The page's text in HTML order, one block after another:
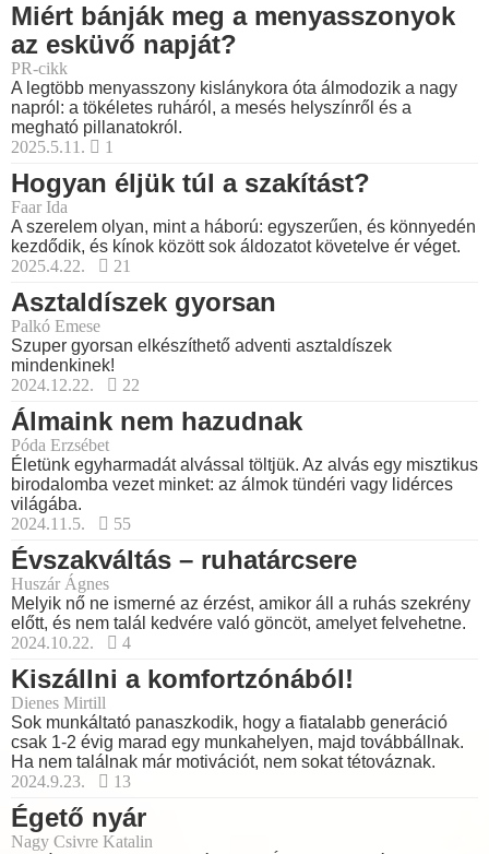
Miért bánják meg a menyasszonyok
az esküvő napját?
PR-cikk
A legtöbb menyasszony kislánykora óta álmodozik a nagy
napról: a tökéletes ruháról, a mesés helyszínről és a
megható pillanatokról.
2025.5.11.
1
Hogyan éljük túl a szakítást?
Faar Ida
A szerelem olyan, mint a háború: egyszerűen, és könnyedén
kezdődik, és kínok között sok áldozatot követelve ér véget.
2025.4.22.
21
Asztaldíszek gyorsan
Palkó Emese
Szuper gyorsan elkészíthető adventi asztaldíszek
mindenkinek!
2024.12.22.
22
Álmaink nem hazudnak
Póda Erzsébet
Életünk egyharmadát alvással töltjük. Az alvás egy misztikus
birodalomba vezet minket: az álmok tündéri vagy lidérces
világába.
2024.11.5.
55
Évszakváltás – ruhatárcsere
Huszár Ágnes
Melyik nő ne ismerné az érzést, amikor áll a ruhás szekrény
előtt, és nem talál kedvére való göncöt, amelyet felvehetne.
2024.10.22.
4
Kiszállni a komfortzónából!
Dienes Mirtill
Sok munkáltató panaszkodik, hogy a fiatalabb generáció
csak 1-2 évig marad egy munkahelyen, majd továbbállnak.
Ha nem találnak már motivációt, nem sokat tétováznak.
2024.9.23.
13
Égető nyár
Nagy Csivre Katalin